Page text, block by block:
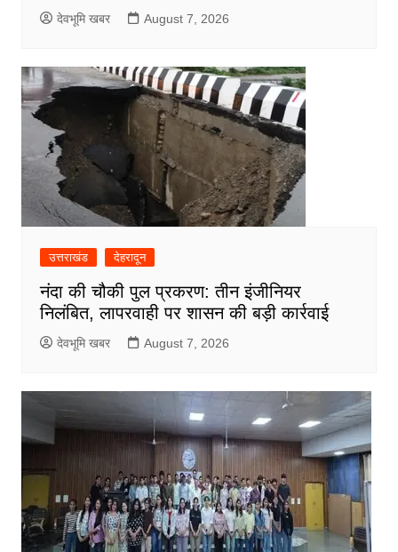
देवभूमि खबर August 7, 2026
उत्तराखंड देहरादून
नंदा की चौकी पुल प्रकरण: तीन इंजीनियर
निलंबित, लापरवाही पर शासन की बड़ी कार्रवाई
देवभूमि खबर August 7, 2026